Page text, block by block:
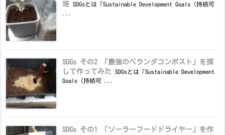
培 SDGsとは「Sustainable Development Goals（持続可
SDGs その2 「最強のベランダコンポスト」を探
して作ってみた
SDGsとは「Sustainable Development
Goals（持続可 ...
SDGs その1 「ソーラーフードドライヤー」を作